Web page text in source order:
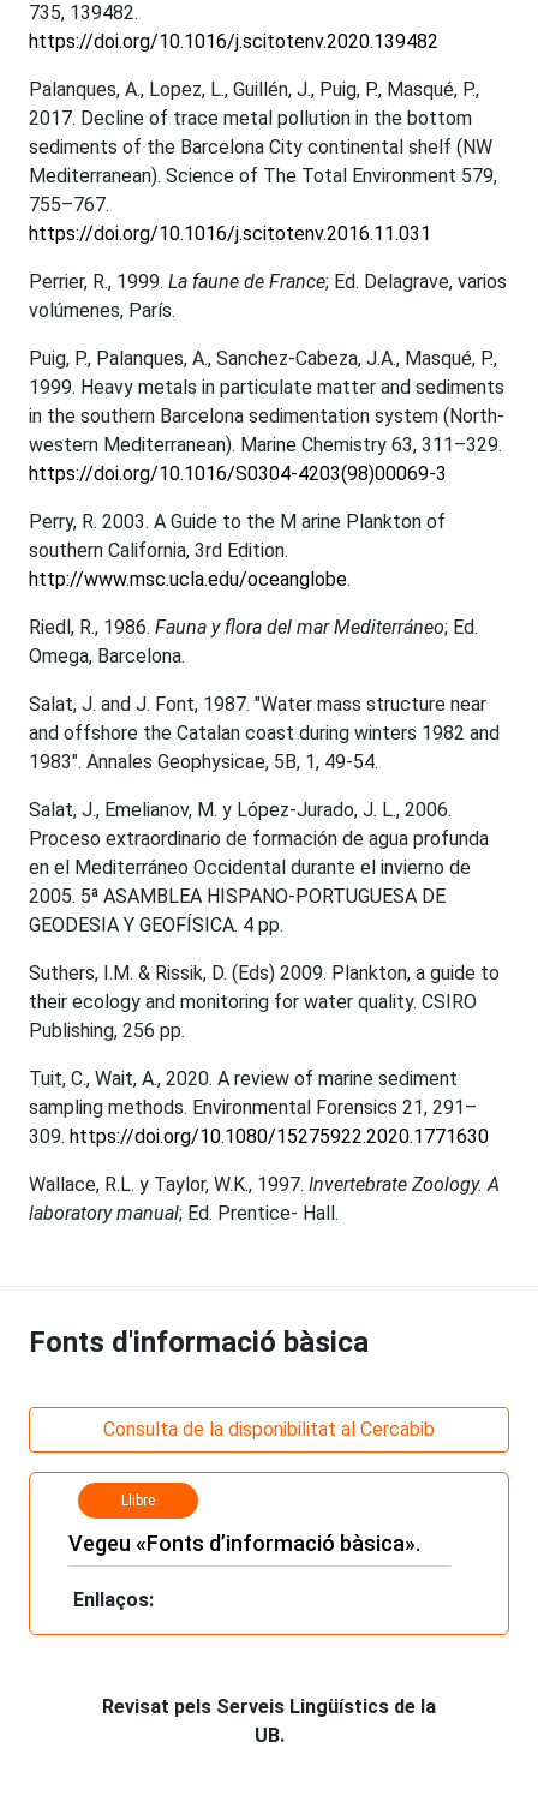
735, 139482.
https://doi.org/10.1016/j.scitotenv.2020.139482
Palanques, A., Lopez, L., Guillén, J., Puig, P., Masqué, P.,
2017. Decline of trace metal pollution in the bottom
sediments of the Barcelona City continental shelf (NW
Mediterranean). Science of The Total Environment 579,
755–767.
https://doi.org/10.1016/j.scitotenv.2016.11.031
Perrier, R., 1999. La faune de France; Ed. Delagrave, varios
volúmenes, París.
Puig, P., Palanques, A., Sanchez-Cabeza, J.A., Masqué, P.,
1999. Heavy metals in particulate matter and sediments
in the southern Barcelona sedimentation system (North-
western Mediterranean). Marine Chemistry 63, 311–329.
https://doi.org/10.1016/S0304-4203(98)00069-3
Perry, R. 2003. A Guide to the M arine Plankton of
southern California, 3rd Edition.
http://www.msc.ucla.edu/oceanglobe.
Riedl, R., 1986. Fauna y flora del mar Mediterráneo; Ed.
Omega, Barcelona.
Salat, J. and J. Font, 1987. "Water mass structure near
and offshore the Catalan coast during winters 1982 and
1983". Annales Geophysicae, 5B, 1, 49-54.
Salat, J., Emelianov, M. y López-Jurado, J. L., 2006.
Proceso extraordinario de formación de agua profunda
en el Mediterráneo Occidental durante el invierno de
2005. 5ª ASAMBLEA HISPANO-PORTUGUESA DE
GEODESIA Y GEOFÍSICA. 4 pp.
Suthers, I.M. & Rissik, D. (Eds) 2009. Plankton, a guide to
their ecology and monitoring for water quality. CSIRO
Publishing, 256 pp.
Tuit, C., Wait, A., 2020. A review of marine sediment
sampling methods. Environmental Forensics 21, 291–
309. https://doi.org/10.1080/15275922.2020.1771630
Wallace, R.L. y Taylor, W.K., 1997. Invertebrate Zoology. A
laboratory manual; Ed. Prentice- Hall.
Fonts d'informació bàsica
Consulta de la disponibilitat al Cercabib
Llibre
Vegeu «Fonts d’informació bàsica».
Enllaços:
Revisat pels Serveis Lingüístics de la
UB.